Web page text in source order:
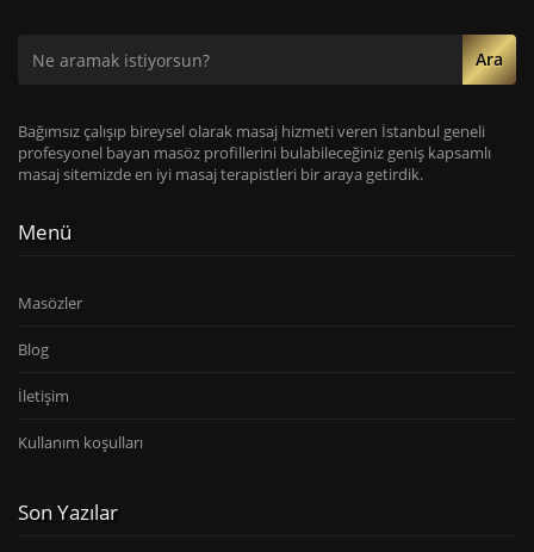
Ara
Bağımsız çalışıp bireysel olarak masaj hizmeti veren İstanbul geneli
profesyonel bayan masöz profillerini bulabileceğiniz geniş kapsamlı
masaj sitemizde en iyi masaj terapistleri bir araya getirdik.
Menü
Masözler
Blog
İletişim
Kullanım koşulları
Son Yazılar